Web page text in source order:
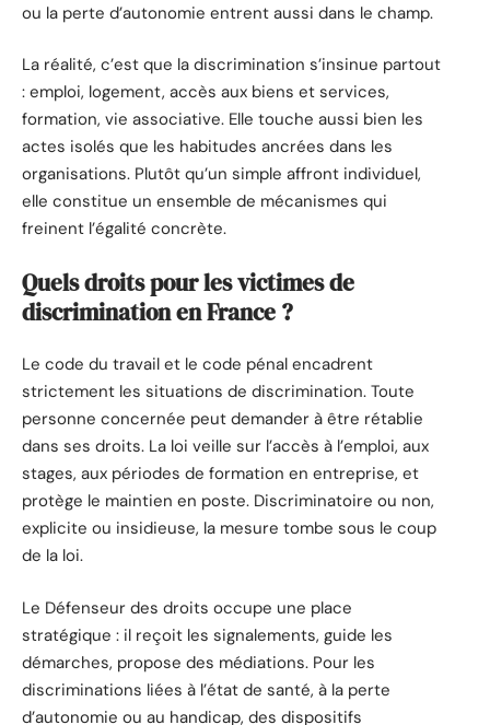
ou la perte d’autonomie entrent aussi dans le champ.
La réalité, c’est que la discrimination s’insinue partout
: emploi, logement, accès aux biens et services,
formation, vie associative. Elle touche aussi bien les
actes isolés que les habitudes ancrées dans les
organisations. Plutôt qu’un simple affront individuel,
elle constitue un ensemble de mécanismes qui
freinent l’égalité concrète.
Quels droits pour les victimes de
discrimination en France ?
Le code du travail et le code pénal encadrent
strictement les situations de discrimination. Toute
personne concernée peut demander à être rétablie
dans ses droits. La loi veille sur l’accès à l’emploi, aux
stages, aux périodes de formation en entreprise, et
protège le maintien en poste. Discriminatoire ou non,
explicite ou insidieuse, la mesure tombe sous le coup
de la loi.
Le Défenseur des droits occupe une place
stratégique : il reçoit les signalements, guide les
démarches, propose des médiations. Pour les
discriminations liées à l’état de santé, à la perte
d’autonomie ou au handicap, des dispositifs